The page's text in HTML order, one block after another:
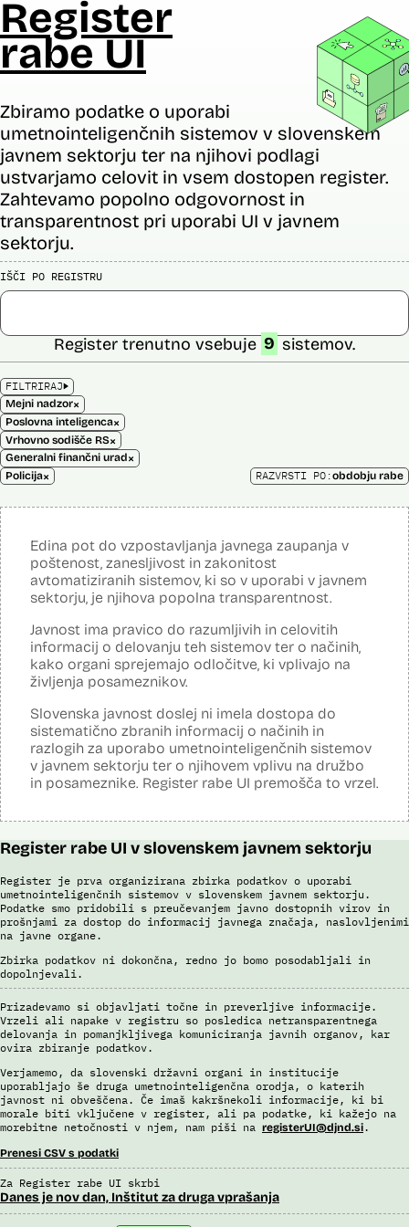
Register
rabe UI
Zbiramo podatke o uporabi
umetnointeligenčnih sistemov v slovenskem
javnem sektorju ter na njihovi podlagi
ustvarjamo celovit in vsem dostopen register.
Zahtevamo popolno odgovornost in
transparentnost pri uporabi UI v javnem
sektorju.
IŠČI PO REGISTRU
FILTRIRAJ
Mejni nadzor×
Poslovna inteligenca×
Vrhovno sodišče RS×
Generalni finančni urad×
Policija×
Register trenutno vsebuje 9 sistemov.
RAZVRSTI PO:obdobju rabe
Edina pot do vzpostavljanja javnega zaupanja v
poštenost, zanesljivost in zakonitost
avtomatiziranih sistemov, ki so v uporabi v javnem
sektorju, je njihova popolna transparentnost.
Javnost ima pravico do razumljivih in celovitih
informacij o delovanju teh sistemov ter o načinih,
kako organi sprejemajo odločitve, ki vplivajo na
življenja posameznikov.
Slovenska javnost doslej ni imela dostopa do
sistematično zbranih informacij o načinih in
razlogih za uporabo umetnointeligenčnih sistemov
v javnem sektorju ter o njihovem vplivu na družbo
in posameznike. Register rabe UI premošča to vrzel.
Register rabe UI v slovenskem javnem sektorju
Register je prva organizirana zbirka podatkov o uporabi
umetnointeligenčnih sistemov v slovenskem javnem sektorju.
Podatke smo pridobili s preučevanjem javno dostopnih virov in
prošnjami za dostop do informacij javnega značaja, naslovljenimi
na javne organe.
Zbirka podatkov ni dokončna, redno jo bomo posodabljali in
dopolnjevali.
Prizadevamo si objavljati točne in preverljive informacije.
Vrzeli ali napake v registru so posledica netransparentnega
delovanja in pomanjkljivega komuniciranja javnih organov, kar
ovira zbiranje podatkov.
Verjamemo, da slovenski državni organi in institucije
uporabljajo še druga umetnointeligenčna orodja, o katerih
javnost ni obveščena. Če imaš kakršnekoli informacije, ki bi
morale biti vključene v register, ali pa podatke, ki kažejo na
morebitne netočnosti v njem, nam piši na registerUI@djnd.si.
Prenesi CSV s podatki
Za Register rabe UI skrbi
Danes je nov dan, Inštitut za druga vprašanja